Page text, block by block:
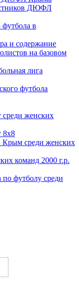
ДЮФЛ
в
и содержание
на базовом
лига
футбола
среди женских
8х8
Крым среди женских
команд 2000 г.р.
футболу среди